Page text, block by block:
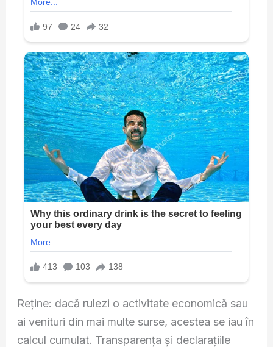
Reține: dacă rulezi o activitate economică sau
ai venituri din mai multe surse, acestea se iau în
calcul cumulat. Transparența și declarațiile